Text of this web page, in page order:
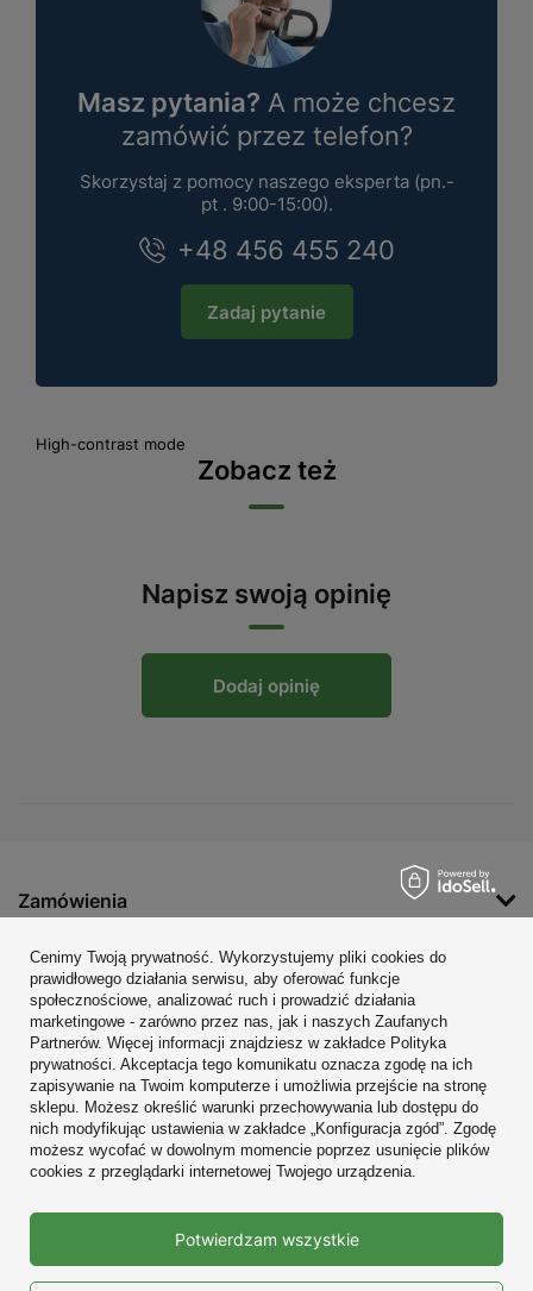
Masz pytania? A może chcesz
zamówić przez telefon?
Skorzystaj z pomocy naszego eksperta (pn.-
pt . 9:00-15:00).
+48 456 455 240
Zadaj pytanie
High-contrast mode
Zobacz też
Napisz swoją opinię
Dodaj opinię
Zamówienia
Regulaminy
Zobacz również
W sklepie prezentujemy ceny brutto (z VAT).
Cenimy Twoją prywatność. Wykorzystujemy pliki cookies do
prawidłowego działania serwisu, aby oferować funkcje
społecznościowe, analizować ruch i prowadzić działania
marketingowe - zarówno przez nas, jak i naszych Zaufanych
Partnerów. Więcej informacji znajdziesz w zakładce Polityka
prywatności. Akceptacja tego komunikatu oznacza zgodę na ich
zapisywanie na Twoim komputerze i umożliwia przejście na stronę
sklepu. Możesz określić warunki przechowywania lub dostępu do
nich modyfikując ustawienia w zakładce „Konfiguracja zgód”. Zgodę
możesz wycofać w dowolnym momencie poprzez usunięcie plików
cookies z przeglądarki internetowej Twojego urządzenia.
Potwierdzam wszystkie